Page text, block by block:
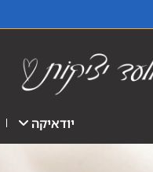
יודאיקה